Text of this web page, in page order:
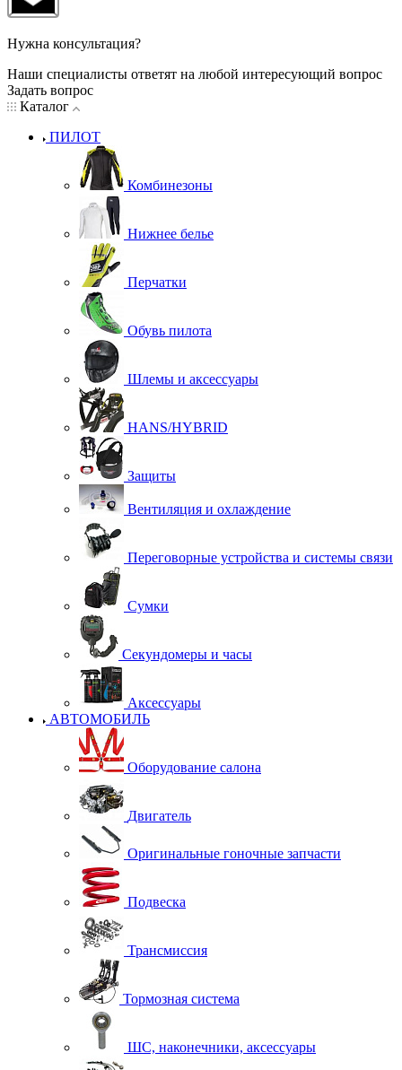
Нужна консультация?
Наши специалисты ответят на любой интересующий вопрос
Задать вопрос
Каталог
ПИЛОТ
Комбинезоны
Нижнее белье
Перчатки
Обувь пилота
Шлемы и аксессуары
HANS/HYBRID
Защиты
Вентиляция и охлаждение
Переговорные устройства и системы связи
Сумки
Секундомеры и часы
Аксессуары
АВТОМОБИЛЬ
Оборудование салона
Двигатель
Оригинальные гоночные запчасти
Подвеска
Трансмиссия
Тормозная система
ШС, наконечники, аксессуары